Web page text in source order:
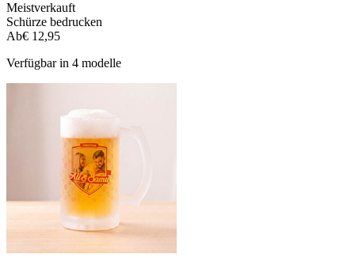
Meistverkauft
Schürze bedrucken
Ab€ 12,95
Verfügbar in 4 modelle